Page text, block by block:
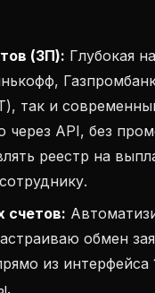
(ЗП): Глубокая
так и
через API, без
реестр на
счетов:
обмен
из